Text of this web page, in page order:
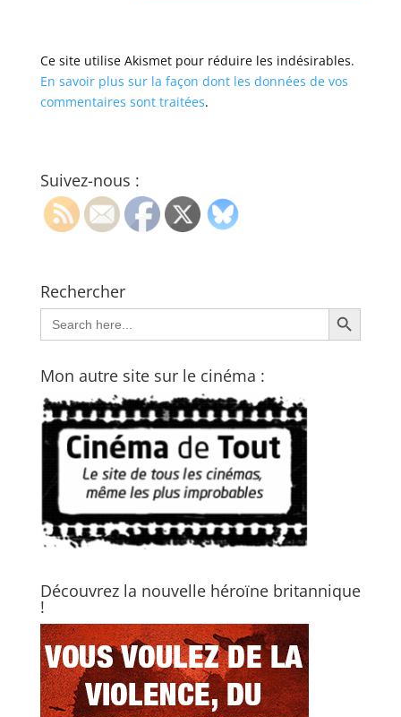
Ce site utilise Akismet pour réduire les indésirables.
En savoir plus sur la façon dont les données de vos
commentaires sont traitées.
Suivez-nous :
Rechercher
Search
for:
Search Button
Mon autre site sur le cinéma :
Découvrez la nouvelle héroïne britannique
!